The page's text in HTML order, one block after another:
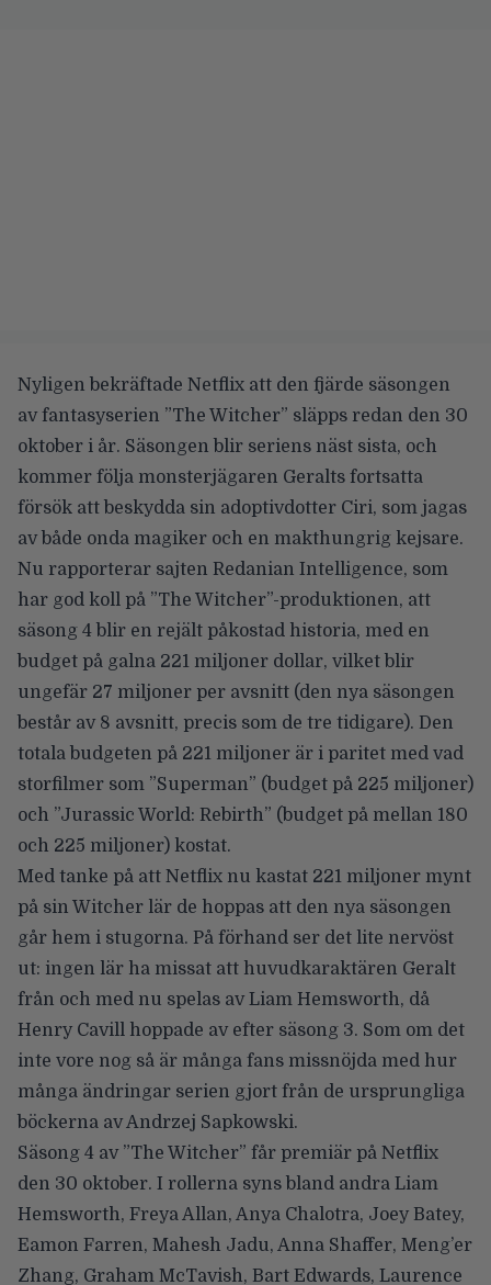
Nyligen bekräftade Netflix att den fjärde säsongen
av fantasyserien ”The Witcher” släpps redan den 30
oktober i år. Säsongen blir seriens näst sista, och
kommer följa monsterjägaren Geralts fortsatta
försök att beskydda sin adoptivdotter Ciri, som jagas
av både onda magiker och en makthungrig kejsare.
Nu rapporterar sajten Redanian Intelligence, som
har god koll på ”The Witcher”-produktionen, att
säsong 4 blir en rejält påkostad historia, med en
budget på galna 221 miljoner dollar, vilket blir
ungefär 27 miljoner per avsnitt (den nya säsongen
består av 8 avsnitt, precis som de tre tidigare). Den
totala budgeten på 221 miljoner är i paritet med vad
storfilmer som ”Superman” (budget på 225 miljoner)
och ”Jurassic World: Rebirth” (budget på mellan 180
och 225 miljoner) kostat.
Med tanke på att Netflix nu kastat 221 miljoner mynt
på sin Witcher lär de hoppas att den nya säsongen
går hem i stugorna. På förhand ser det lite nervöst
ut: ingen lär ha missat att huvudkaraktären Geralt
från och med nu spelas av Liam Hemsworth, då
Henry Cavill hoppade av efter säsong 3. Som om det
inte vore nog så är många fans missnöjda med hur
många ändringar serien gjort från de ursprungliga
böckerna av Andrzej Sapkowski.
Säsong 4 av ”The Witcher” får premiär på Netflix
den 30 oktober. I rollerna syns bland andra Liam
Hemsworth, Freya Allan, Anya Chalotra, Joey Batey,
Eamon Farren, Mahesh Jadu, Anna Shaffer, Meng’er
Zhang, Graham McTavish, Bart Edwards, Laurence